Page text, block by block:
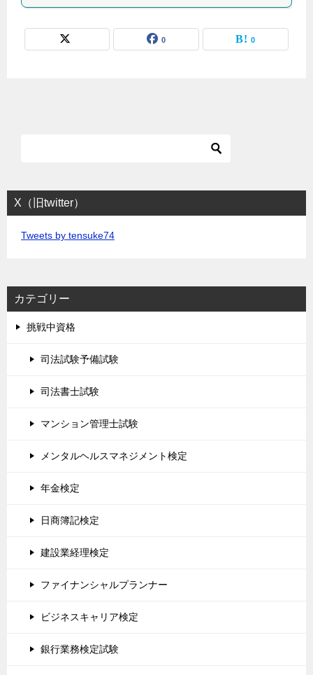
0 0
X（旧twitter）
Tweets by tensuke74
カテゴリー
挑戦中資格
司法試験予備試験
司法書士試験
マンション管理士試験
メンタルヘルスマネジメント検定
年金検定
日商簿記検定
建設業経理検定
ファイナンシャルプランナー
ビジネスキャリア検定
銀行業務検定試験